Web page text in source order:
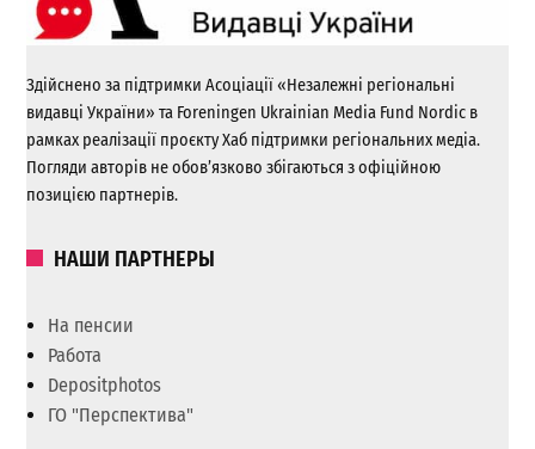
Здійснено за підтримки Асоціації «Незалежні регіональні
видавці України» та Foreningen Ukrainian Media Fund Nordic в
рамках реалізації проєкту Хаб підтримки регіональних медіа.
Погляди авторів не обов’язково збігаються з офіційною
позицією партнерів.
НАШИ ПАРТНЕРЫ
На пенсии
Работа
Depositphotos
ГО "Перспектива"